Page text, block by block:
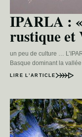
IPARLA :
rustique
un peu de culture …
Basque dominant la
LIRE L’ARTICLE